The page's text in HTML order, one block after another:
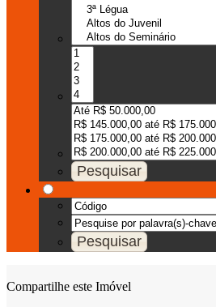
Compartilhe este Imóvel